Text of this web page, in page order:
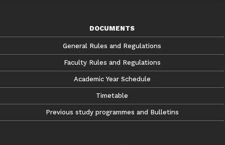
DOCUMENTS
General Rules and Regulations
Faculty Rules and Regulations
Academic Year Schedule
Timetable
Previous study programmes and Bulletins